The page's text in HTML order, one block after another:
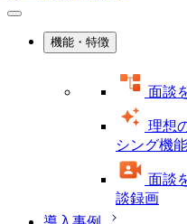
機能・特徴
面談
理想
シング機能
面談
談録画